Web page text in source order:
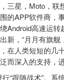
三星，Moto，联
的APP软件商，
Android高速运转
新，“月月有旗舰
在人类短短的几
而深入的支持，
“跟随战术”。系